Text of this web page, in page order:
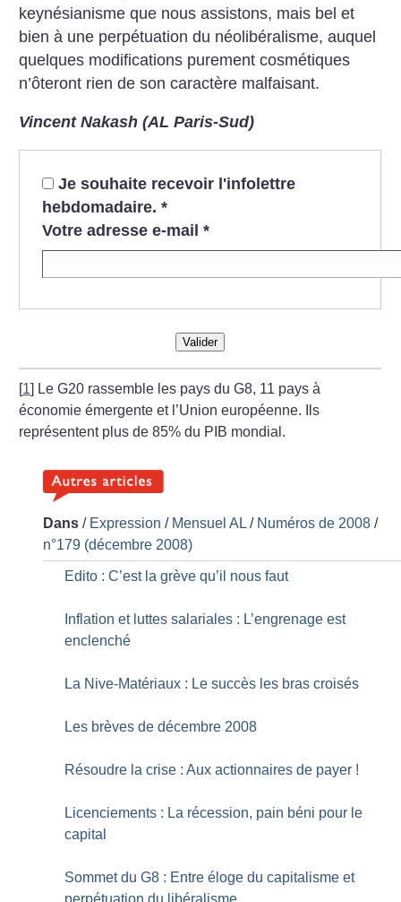
keynésianisme que nous assistons, mais bel et
bien à une perpétuation du néolibéralisme, auquel
quelques modifications purement cosmétiques
n’ôteront rien de son caractère malfaisant.
Vincent Nakash (AL Paris-Sud)
Je souhaite recevoir l'infolettre
hebdomadaire. *
Votre adresse e-mail *
Valider
[1] Le G20 rassemble les pays du G8, 11 pays à
économie émergente et l’Union européenne. Ils
représentent plus de 85% du PIB mondial.
Dans / Expression / Mensuel AL / Numéros de 2008 /
n°179 (décembre 2008)
Edito : C’est la grève qu’il nous faut
Inflation et luttes salariales : L’engrenage est
enclenché
La Nive-Matériaux : Le succès les bras croisés
Les brèves de décembre 2008
Résoudre la crise : Aux actionnaires de payer !
Licenciements : La récession, pain béni pour le
capital
Sommet du G8 : Entre éloge du capitalisme et
perpétuation du libéralisme